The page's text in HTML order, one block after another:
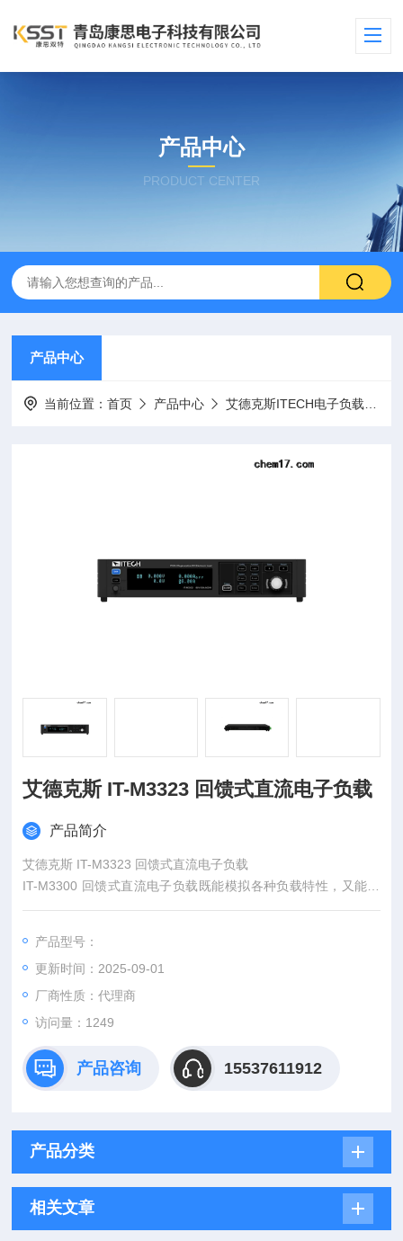
产品中心
PRODUCT CENTER
产品中心
当前位置：首页 产品中心 艾德克斯ITECH电子负载
艾德克斯 IT-M3323 回馈式直流电子负载
产品简介
艾德克斯 IT-M3323 回馈式直流电子负载
IT-M3300 回馈式直流电子负载既能模拟各种负载特性，又能将
电能无污染的回馈电网。采用高功率密度设计，½U的体积内可
的不同电流功率的测试需求。同时具备高精度的输出和量测，并
且针对测试做了多项安全设计，适合用于各种类型电池放电、多
通道电源、半导体老化等多个测试领域。
产品型号：
更新时间：2025-09-01
厂商性质：代理商
访问量：1249
产品咨询 15537611912
产品分类
相关文章